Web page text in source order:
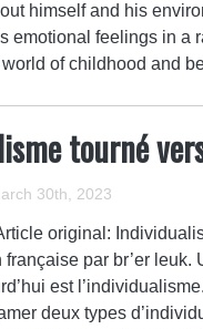
himself and his
emotional feelings in a
of childhood and
tourné
30th, 2023
original:
française par br’er
est
deux types